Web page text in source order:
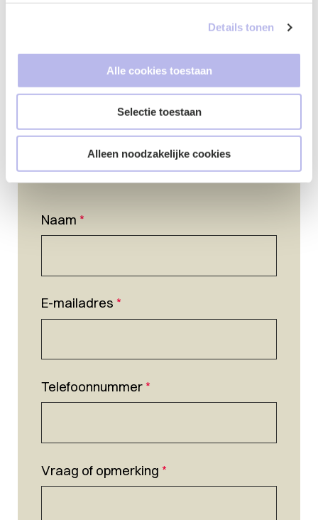
Details tonen
Alle cookies toestaan
Selectie toestaan
Alleen noodzakelijke cookies
Naam *
E-mailadres *
Telefoonnummer*
Vraag of opmerking *